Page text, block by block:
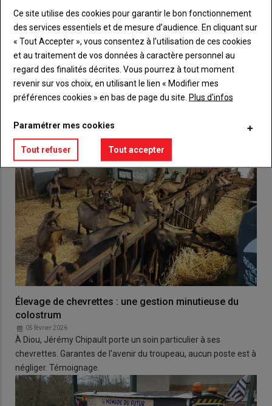
Créez un compte
VOUS AIMEREZ AUSSI
Élevage de chevrettes : une gestion minutieuse du
colostrum
05 février 2026
À Diou, Jérémy Chipault porte un soin particulier à ses
chevrettes. Garantes de l'avenir du troupeau, aucun poste est à
négliger. Témoignage.
Ce site utilise des cookies pour garantir le bon fonctionnement
des services essentiels et de mesure d’audience. En cliquant sur
« Tout Accepter », vous consentez à l’utilisation de ces cookies
et au traitement de vos données à caractère personnel au
regard des finalités décrites. Vous pourrez à tout moment
revenir sur vos choix, en utilisant le lien « Modifier mes
préférences cookies » en bas de page du site. Plus d'infos
Paramétrer mes cookies
Tout refuser Tout accepter